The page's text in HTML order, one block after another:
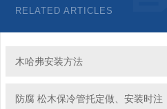
RELATED ARTICLES
木哈弗安装方法
防腐 松木保冷管托定做、安装时注